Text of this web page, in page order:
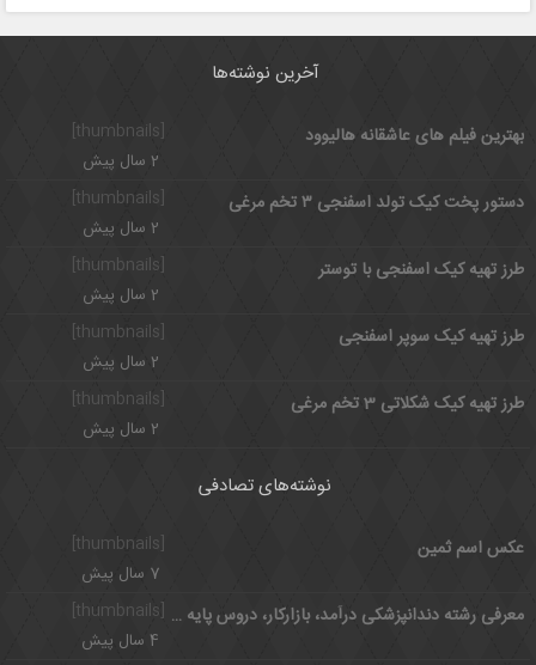
آخرین نوشته‌ها
بهترین فیلم های عاشقانه هالیوود
2 سال پیش
[thumbnails]
دستور پخت کیک تولد اسفنجی ۳ تخم مرغی
2 سال پیش
طرز تهیه کیک اسفنجی با توستر
2 سال پیش
[thumbnails]
طرز تهیه کیک سوپر اسفنجی
2 سال پیش
طرز تهیه کیک شکلاتی 3 تخم مرغی
2 سال پیش
نوشته‌های تصادفی
[thumbnails] عکس اسم ثمین
7 سال پیش
معرفی رشته دندانپزشکی درآمد، بازارکار، دروس پایه و اختصاصی
4 سال پیش